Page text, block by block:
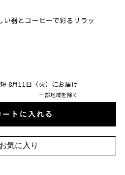
い器とコーヒーで彩るリラッ
8月11日（火）にお届け
一部地域を除く
カートに入れる
気に入り